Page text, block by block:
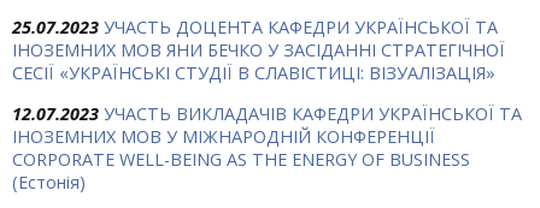
25.07.2023 УЧАСТЬ ДОЦЕНТА КАФЕДРИ УКРАЇНСЬКОЇ ТА
ІНОЗЕМНИХ МОВ ЯНИ БЕЧКО У ЗАСІДАННІ СТРАТЕГІЧНОЇ
СЕСІЇ «УКРАЇНСЬКІ СТУДІЇ В СЛАВІСТИЦІ: ВІЗУАЛІЗАЦІЯ»
12.07.2023 УЧАСТЬ ВИКЛАДАЧІВ КАФЕДРИ УКРАЇНСЬКОЇ ТА
ІНОЗЕМНИХ МОВ У МІЖНАРОДНІЙ КОНФЕРЕНЦІЇ
CORPORATE WELL-BEING AS THE ENERGY OF BUSINESS
(Естонія)